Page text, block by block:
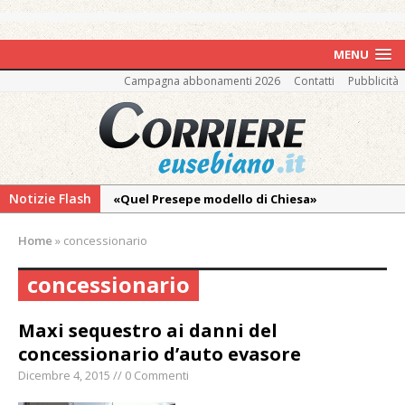
MENU
Campagna abbonamenti 2026 Contatti Pubblicità
Notizie Flash
«Quel Presepe modello di Chiesa»
Ringraziamento: convegno, messa e
mercatino agricolo
Quel giardino davanti all’ospedale curato da
otto soggetti autistici in cura all’Asl di
Vercelli
Dopo caldo e incendi, il maltempo estremo:
Home » concessionario
concessionario
Maxi sequestro ai danni del
concessionario d’auto evasore
Dicembre 4, 2015 // 0 Commenti